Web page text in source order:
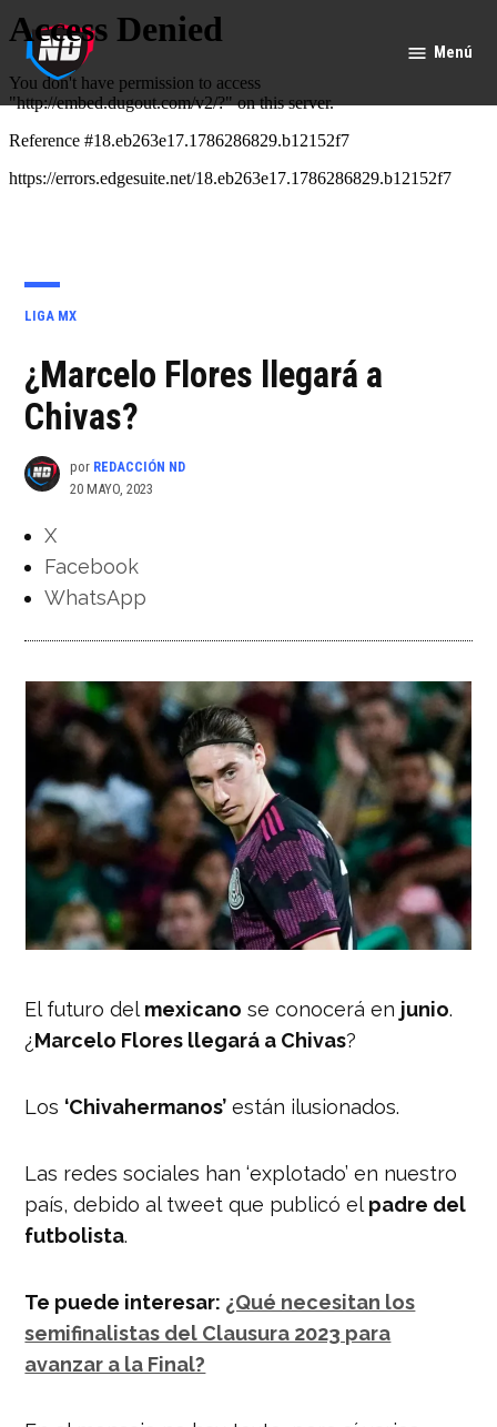
Saltar
al
contenido
Deportes
Menú
PUBLICADO
LIGA MX
¿Marcelo Flores llegará a
Chivas?
por REDACCIÓN ND
20 MAYO, 2023
X
Facebook
WhatsApp
El futuro del mexicano se conocerá en junio.
¿Marcelo Flores llegará a Chivas?
Los ‘Chivahermanos’ están ilusionados.
Las redes sociales han ‘explotado’ en nuestro
país, debido al tweet que publicó el padre del
futbolista.
Te puede interesar: ¿Qué necesitan los
semifinalistas del Clausura 2023 para
avanzar a la Final?